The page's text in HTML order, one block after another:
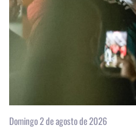
Domingo 2 de agosto de 2026